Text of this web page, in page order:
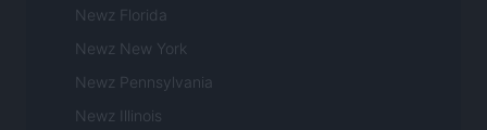
Newz Florida
Newz New York
Newz Pennsylvania
Newz Illinois